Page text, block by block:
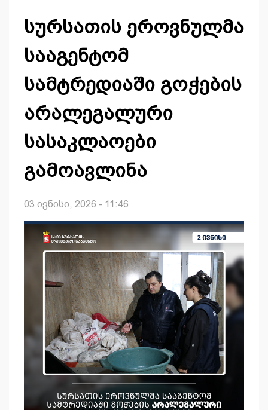
სურსათის ეროვნულმა
სააგენტომ
სამტრედიაში გოჭების
არალეგალური
სასაკლაოები
გამოავლინა
03 ივნისი, 2026 - 11:46